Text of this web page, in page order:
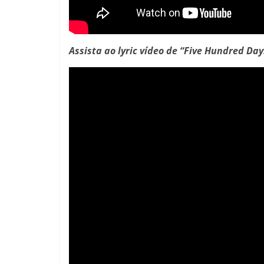
Assista ao lyric vídeo de “Five Hundred